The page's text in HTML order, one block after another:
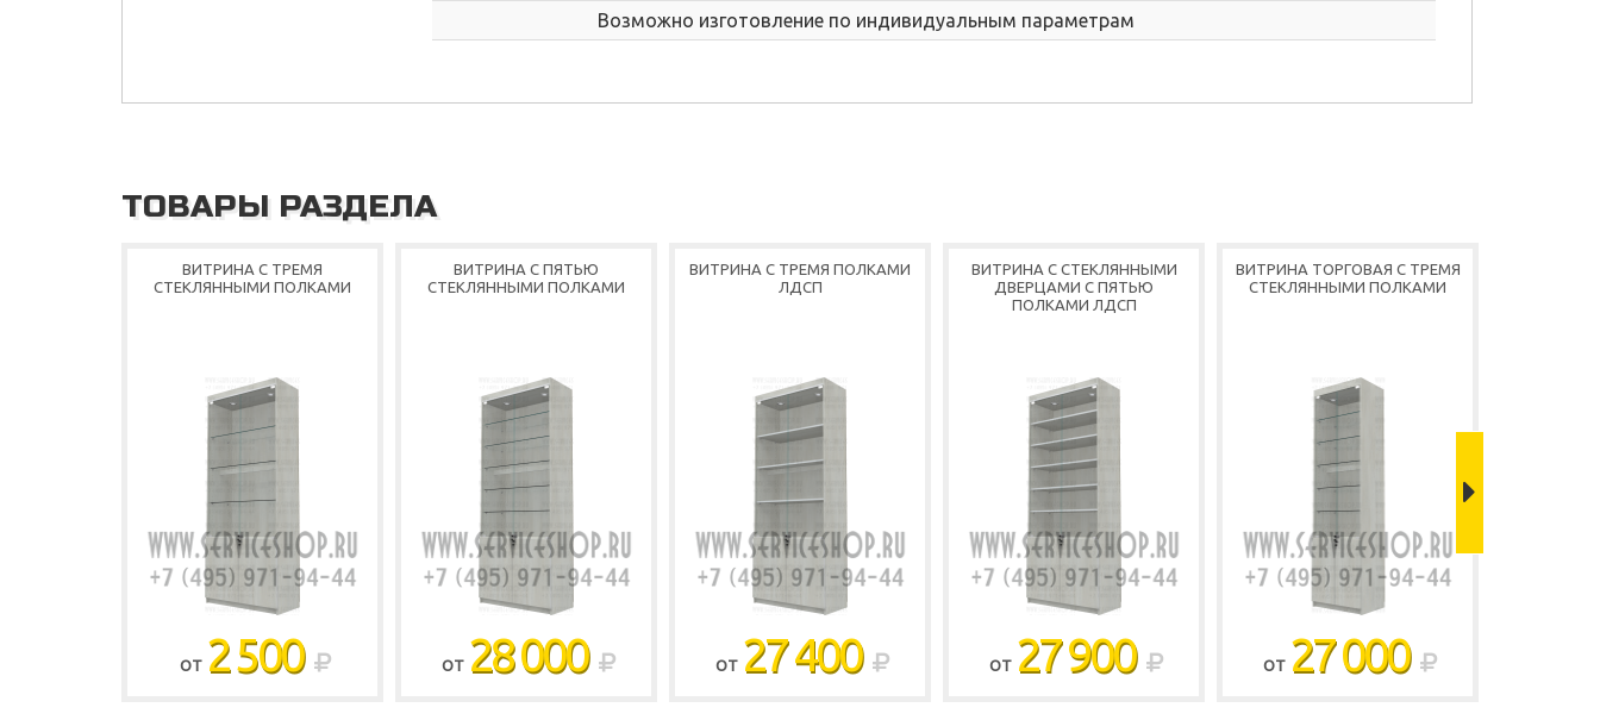
Возможно изготовление по индивидуальным параметрам
ТОВАРЫ РАЗДЕЛА
ВИТРИНА С ТРЕМЯ
СТЕКЛЯННЫМИ ПОЛКАМИ
ОТ 2 500
ВИТРИНА С ПЯТЬЮ
СТЕКЛЯННЫМИ ПОЛКАМИ
ОТ 28 000
ВИТРИНА С ТРЕМЯ ПОЛКАМИ
ЛДСП
ОТ 27 400
ВИТРИНА С СТЕКЛЯННЫМИ
ДВЕРЦАМИ С ПЯТЬЮ
ПОЛКАМИ ЛДСП
ОТ 27 900
ВИТРИНА ТОРГОВАЯ С ТРЕМЯ
СТЕКЛЯННЫМИ ПОЛКАМИ
ОТ 27 000